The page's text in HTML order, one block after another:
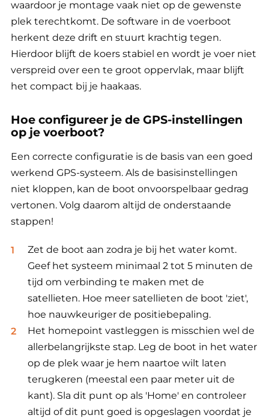
waardoor je montage vaak niet op de gewenste
plek terechtkomt. De software in de voerboot
herkent deze drift en stuurt krachtig tegen.
Hierdoor blijft de koers stabiel en wordt je voer niet
verspreid over een te groot oppervlak, maar blijft
het compact bij je haakaas.
Hoe configureer je de GPS-instellingen
op je voerboot?
Een correcte configuratie is de basis van een goed
werkend GPS-systeem. Als de basisinstellingen
niet kloppen, kan de boot onvoorspelbaar gedrag
vertonen. Volg daarom altijd de onderstaande
stappen!
Zet de boot aan zodra je bij het water komt.
Geef het systeem minimaal 2 tot 5 minuten de
tijd om verbinding te maken met de
satellieten. Hoe meer satellieten de boot 'ziet',
hoe nauwkeuriger de positiebepaling.
Het homepoint vastleggen is misschien wel de
allerbelangrijkste stap. Leg de boot in het water
op de plek waar je hem naartoe wilt laten
terugkeren (meestal een paar meter uit de
kant). Sla dit punt op als 'Home' en controleer
altijd of dit punt goed is opgeslagen voordat je